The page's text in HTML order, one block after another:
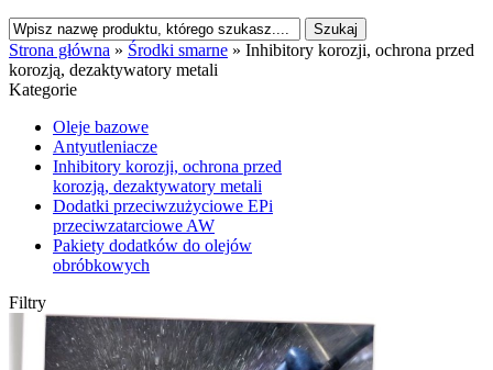
Strona główna » Środki smarne » Inhibitory korozji, ochrona przed
korozją, dezaktywatory metali
Kategorie
Oleje bazowe
Antyutleniacze
Inhibitory korozji, ochrona przed
korozją, dezaktywatory metali
Dodatki przeciwzużyciowe EPi
przeciwzatarciowe AW
Pakiety dodatków do olejów
obróbkowych
Filtry